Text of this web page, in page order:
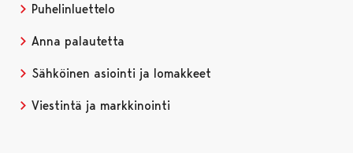
Puhelinluettelo
Anna palautetta
Sähköinen asiointi ja lomakkeet
Viestintä ja markkinointi